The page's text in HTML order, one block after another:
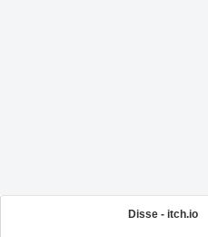
Disse - itch.io